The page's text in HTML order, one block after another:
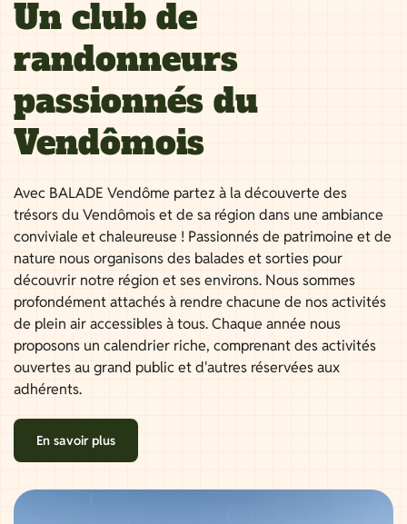
Un club de
randonneurs
passionnés du
Vendômois
Avec BALADE Vendôme partez à la découverte des
trésors du Vendômois et de sa région dans une ambiance
conviviale et chaleureuse ! Passionnés de patrimoine et de
nature nous organisons des balades et sorties pour
découvrir notre région et ses environs. Nous sommes
profondément attachés à rendre chacune de nos activités
de plein air accessibles à tous. Chaque année nous
proposons un calendrier riche, comprenant des activités
ouvertes au grand public et d'autres réservées aux
adhérents.
En savoir plus